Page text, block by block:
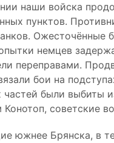
наши войска
пунктов.
Ожесточённые
немцев
переправами.
бои на
частей были выбиты
советские
южнее Брянска, в